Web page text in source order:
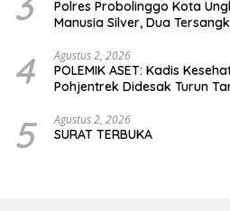
Polres Probolinggo Kota
Manusia Silver, Dua
4 Agustus 2, 2026
POLEMIK ASET: Kadis
Pohjentrek Didesak Turun
5 Agustus 2, 2026
SURAT TERBUKA